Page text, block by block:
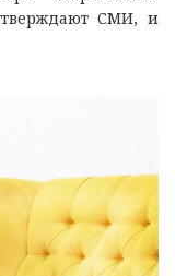
СМИ, и